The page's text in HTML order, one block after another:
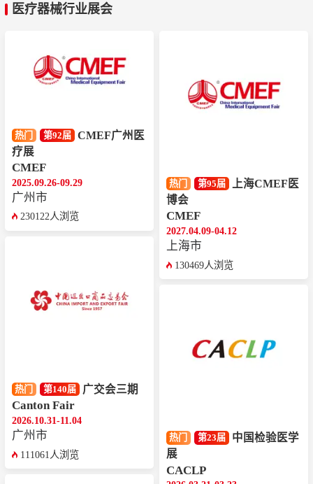
医疗器械行业展会
热门 第92届
CMEF广州医
疗展
CMEF
2025.09.26-09.29
广州市
230122人浏览
热门 第140届 广交会三期
Canton Fair
2026.10.31-11.04
广州市
111061人浏览
热门 第95届
上海CMEF医
博会
CMEF
2027.04.09-04.12
上海市
130469人浏览
热门 第23届
中国检验医学
展
CACLP